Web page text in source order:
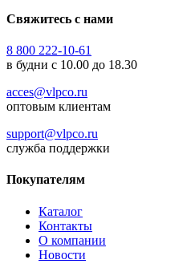
Свяжитесь с нами
8 800 222-10-61
в будни с 10.00 до 18.30
acces@vlpco.ru
оптовым клиентам
support@vlpco.ru
служба поддержки
Покупателям
Каталог
Контакты
О компании
Новости